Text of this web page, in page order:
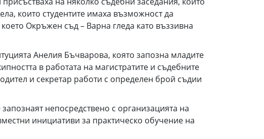
които студентите имаха възможност да
Окръжен съд – Варна гледа като въззивна
Анелия Бъчварова, която запозна младите
в работата на магистратите и съдебните
и секретар работи с определен брой съдии
непосредствено с организацията на
инициативи за практическо обучение на